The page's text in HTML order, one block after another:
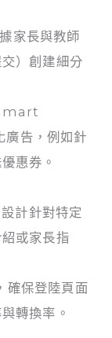
家長與教師
）創建細分
告，例如針
惠券。
計針對特定
或家長指
保登陸頁面
轉換率。